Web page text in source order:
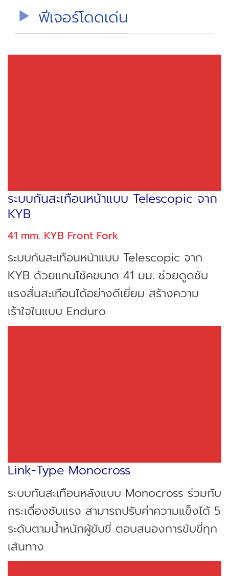
ฟีเจอร์โดดเด่น
ระบบกันสะเทือนหน้าแบบ Telescopic จาก
KYB
41 mm. KYB Front Fork
ระบบกันสะเทือนหน้าแบบ Telescopic จาก
KYB ด้วยแกนโช้คขนาด 41 มม. ช่วยดูดซับ
แรงสั่นสะเทือนได้อย่างดีเยี่ยม สร้างความ
เร้าใจในแบบ Enduro
Link-Type Monocross
ระบบกันสะเทือนหลังแบบ Monocross ร่วมกับ
กระเดื่องซับแรง สามารถปรับค่าความแข็งได้ 5
ระดับตามน้ำหนักผู้ขับขี่ ตอบสนองการขับขี่ทุก
เส้นทาง